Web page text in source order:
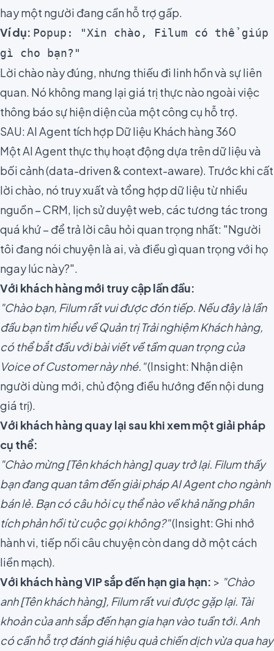
hay một người đang cần hỗ trợ gấp.
Ví dụ: Popup: "Xin chào, Filum có thể giúp
gì cho bạn?"
Lời chào này đúng, nhưng thiếu đi linh hồn và sự liên
quan. Nó không mang lại giá trị thực nào ngoài việc
thông báo sự hiện diện của một công cụ hỗ trợ.
SAU: AI Agent tích hợp Dữ liệu Khách hàng 360
Một AI Agent thực thụ hoạt động dựa trên dữ liệu và
bối cảnh (data-driven & context-aware). Trước khi cất
lời chào, nó truy xuất và tổng hợp dữ liệu từ nhiều
nguồn – CRM, lịch sử duyệt web, các tương tác trong
quá khứ – để trả lời câu hỏi quan trọng nhất: "Người
tôi đang nói chuyện là ai, và điều gì quan trọng với họ
ngay lúc này?".
Với khách hàng mới truy cập lần đầu:
"Chào bạn, Filum rất vui được đón tiếp. Nếu đây là lần
đầu bạn tìm hiểu về Quản trị Trải nghiệm Khách hàng,
có thể bắt đầu với bài viết về tầm quan trọng của
Voice of Customer này nhé."(Insight: Nhận diện
người dùng mới, chủ động điều hướng đến nội dung
giá trị).
Với khách hàng quay lại sau khi xem một giải pháp
cụ thể:
"Chào mừng [Tên khách hàng] quay trở lại. Filum thấy
bạn đang quan tâm đến giải pháp AI Agent cho ngành
bán lẻ. Bạn có câu hỏi cụ thể nào về khả năng phân
tích phản hồi từ cuộc gọi không?"(Insight: Ghi nhớ
hành vi, tiếp nối câu chuyện còn dang dở một cách
liền mạch).
Với khách hàng VIP sắp đến hạn gia hạn: > "Chào
anh [Tên khách hàng], Filum rất vui được gặp lại. Tài
khoản của anh sắp đến hạn gia hạn vào tuần tới. Anh
có cần hỗ trợ đánh giá hiệu quả chiến dịch vừa qua hay